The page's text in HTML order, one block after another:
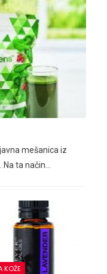
mešanica iz
ta način…
KOŽE